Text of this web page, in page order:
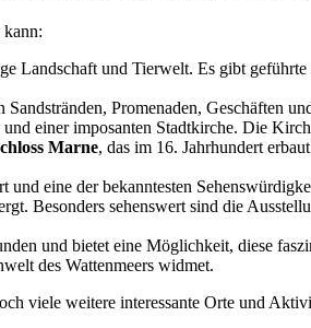
Landschaft und Tierwelt. Es gibt
Promenaden, Geschäften
einer imposanten Stadtkirche. Die
Marne, das im 16. Jahrhundert
und eine der bekanntesten
Besonders sehenswert sind die
und bietet eine Möglichkeit, diese
des Wattenmeers widmet.
viele weitere interessante Orte und